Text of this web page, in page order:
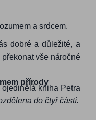
a srdcem.
dobré a důležité, a
vše náročné
kniha Petra
přírody
do čtyř částí.